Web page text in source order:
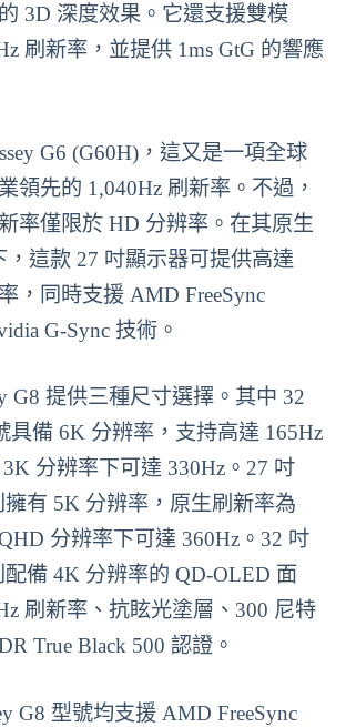
3D 深度效果。它還支援雙模
刷新率，並提供 1ms GtG 的響應
G6 (G60H)，這又是一項全球
領先的 1,040Hz 刷新率。不過，
率僅限於 HD 分辨率。在其原生
，這款 27 吋顯示器可提供高達
，同時支援 AMD FreeSync
G-Sync 技術。
G8 提供三種尺寸選擇。其中 32
具備 6K 分辨率，支持高達 165Hz
分辨率下可達 330Hz。27 吋
擁有 5K 分辨率，原生刷新率為
分辨率下可達 360Hz。32 吋
配備 4K 分辨率的 QD-OLED 面
刷新率、抗眩光塗層、300 尼特
True Black 500 認證。
G8 型號均支援 AMD FreeSync